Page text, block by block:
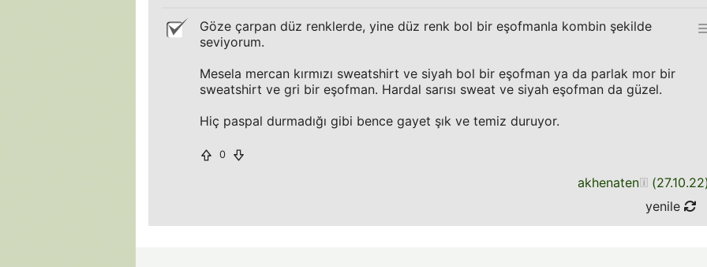
Göze çarpan düz renklerde, yine düz renk bol bir eşofmanla kombin şekilde
seviyorum.
Mesela mercan kırmızı sweatshirt ve siyah bol bir eşofman ya da parlak mor bir
sweatshirt ve gri bir eşofman. Hardal sarısı sweat ve siyah eşofman da güzel.
Hiç paspal durmadığı gibi bence gayet şık ve temiz duruyor.
0
akhenaten (27.10.22
yenile